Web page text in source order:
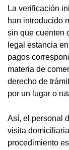
La verificación
han introducido
sin que cuenten
legal estancia
pagos
materia de
derecho de
por un lugar o
Así, el personal
visita
procedimiento